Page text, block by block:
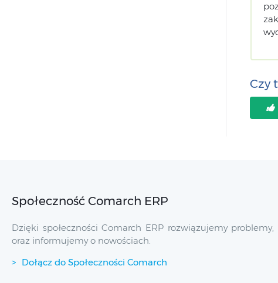
Czy
Społeczność Comarch ERP
Dzięki społeczności Comarch ERP rozwiązujemy
oraz informujemy o nowościach.
Dołącz do Społeczności Comarch